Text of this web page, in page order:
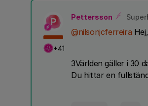
P
+41
Pettersson
@nilsonjcferreira Hej,
3Världen gäller i 30
Du hittar en